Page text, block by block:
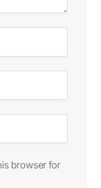
browser for